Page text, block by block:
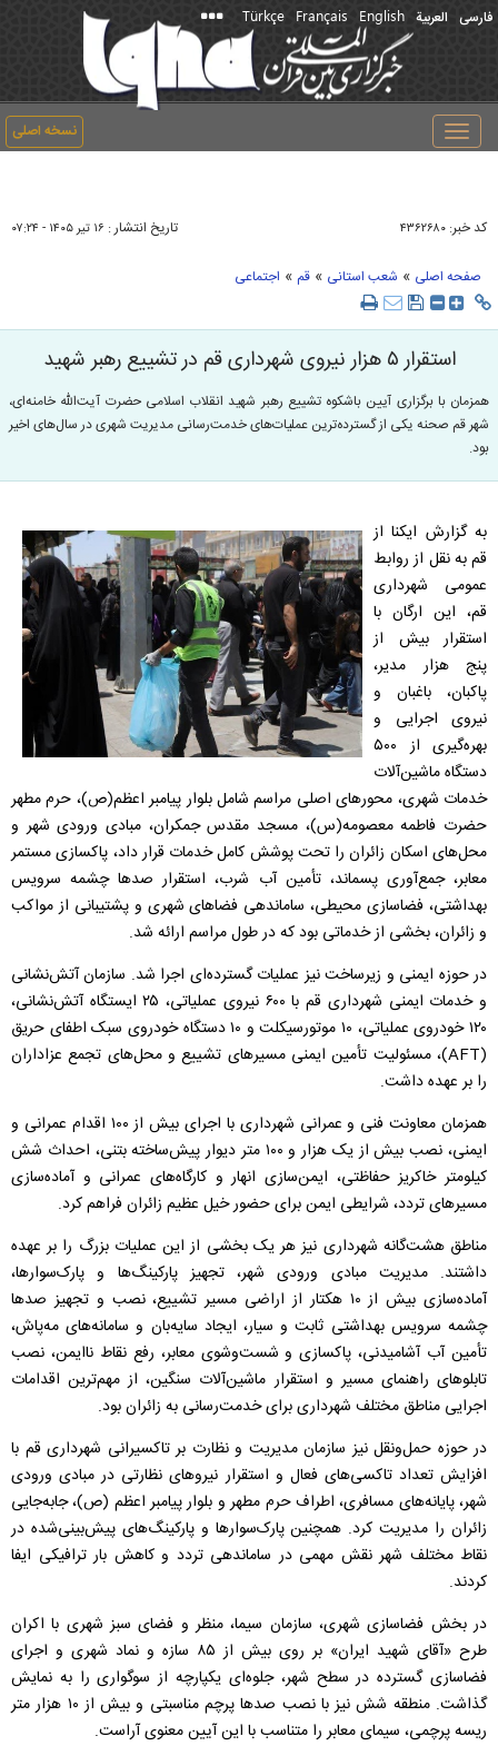
فارسی العربیة English
Français
Türkçe
نسخه اصلی
Toggle
navigation
کد خبر: ۴۳۶۲۶۸۰ تاریخ انتشار : ۱۶ تير ۱۴۰۵ - ۰۷:۲۴
صفحه اصلی » شعب استانی » قم » اجتماعی
استقرار ۵ هزار نیروی شهرداری قم در تشییع رهبر شهید
همزمان با برگزاری آیین باشکوه تشییع رهبر شهید انقلاب اسلامی حضرت آیت‌الله خامنه‌ای،
شهر قم صحنه یکی از گسترده‌ترین عملیات‌های خدمت‌رسانی مدیریت شهری در سال‌های اخیر
بود.
به گزارش ایکنا از
قم به نقل از روابط
عمومی شهرداری
قم، این ارگان با
استقرار بیش از
پنج هزار مدیر،
پاکبان، باغبان و
نیروی اجرایی و
بهره‌گیری از ۵۰۰
دستگاه ماشین‌آلات
خدمات شهری، محور‌های اصلی مراسم شامل بلوار پیامبر اعظم(ص)، حرم مطهر
حضرت فاطمه معصومه(س)، مسجد مقدس جمکران، مبادی ورودی شهر و
محل‌های اسکان زائران را تحت پوشش کامل خدمات قرار داد، پاکسازی مستمر
معابر، جمع‌آوری پسماند، تأمین آب شرب، استقرار صد‌ها چشمه سرویس
بهداشتی، فضاسازی محیطی، ساماندهی فضا‌های شهری و پشتیبانی از مواکب
و زائران، بخشی از خدماتی بود که در طول مراسم ارائه شد.
در حوزه ایمنی و زیرساخت نیز عملیات گسترده‌ای اجرا شد. سازمان آتش‌نشانی
و خدمات ایمنی شهرداری قم با ۶۰۰ نیروی عملیاتی، ۲۵ ایستگاه آتش‌نشانی،
۱۲۰ خودروی عملیاتی، ۱۰ موتورسیکلت و ۱۰ دستگاه خودروی سبک اطفای حریق
(AFT)، مسئولیت تأمین ایمنی مسیر‌های تشییع و محل‌های تجمع عزاداران
را بر عهده داشت.
همزمان معاونت فنی و عمرانی شهرداری با اجرای بیش از ۱۰۰ اقدام عمرانی و
ایمنی، نصب بیش از یک‌ هزار و ۱۰۰ متر دیوار پیش‌ساخته بتنی، احداث شش
کیلومتر خاکریز حفاظتی، ایمن‌سازی انهار و کارگاه‌های عمرانی و آماده‌سازی
مسیر‌های تردد، شرایطی ایمن برای حضور خیل عظیم زائران فراهم کرد.
مناطق هشت‌گانه شهرداری نیز هر یک بخشی از این عملیات بزرگ را بر عهده
داشتند. مدیریت مبادی ورودی شهر، تجهیز پارکینگ‌ها و پارک‌سوارها،
آماده‌سازی بیش از ۱۰ هکتار از اراضی مسیر تشییع، نصب و تجهیز صد‌ها
چشمه سرویس بهداشتی ثابت و سیار، ایجاد سایه‌بان و سامانه‌های مه‌پاش،
تأمین آب آشامیدنی، پاکسازی و شست‌وشوی معابر، رفع نقاط ناایمن، نصب
تابلو‌های راهنمای مسیر و استقرار ماشین‌آلات سنگین، از مهم‌ترین اقدامات
اجرایی مناطق مختلف شهرداری برای خدمت‌رسانی به زائران بود.
در حوزه حمل‌ونقل نیز سازمان مدیریت و نظارت بر تاکسیرانی شهرداری قم با
افزایش تعداد تاکسی‌های فعال و استقرار نیرو‌های نظارتی در مبادی ورودی
شهر، پایانه‌های مسافری، اطراف حرم مطهر و بلوار پیامبر اعظم (ص)، جابه‌جایی
زائران را مدیریت کرد. همچنین پارک‌سوار‌ها و پارکینگ‌های پیش‌بینی‌شده در
نقاط مختلف شهر نقش مهمی در ساماندهی تردد و کاهش بار ترافیکی ایفا
کردند.
در بخش فضاسازی شهری، سازمان سیما، منظر و فضای سبز شهری با اکران
طرح «آقای شهید ایران» بر روی بیش از ۸۵ سازه و نماد شهری و اجرای
فضاسازی گسترده در سطح شهر، جلوه‌ای یکپارچه از سوگواری را به نمایش
گذاشت. منطقه شش نیز با نصب صد‌ها پرچم مناسبتی و بیش از ۱۰ هزار متر
ریسه پرچمی، سیمای معابر را متناسب با این آیین معنوی آراست.